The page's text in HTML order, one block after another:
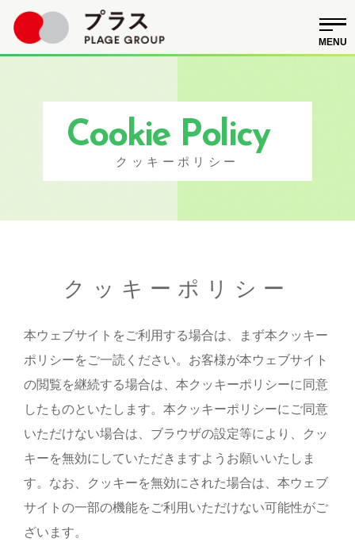
Cookie Policy
クッキーポリシー
クッキーポリシー
本ウェブサイトをご利用する場合は、まず本クッキー
ポリシーをご一読ください。お客様が本ウェブサイト
の閲覧を継続する場合は、本クッキーポリシーに同意
したものといたします。本クッキーポリシーにご同意
いただけない場合は、ブラウザの設定等により、クッ
キーを無効にしていただきますようお願いいたしま
す。なお、クッキーを無効にされた場合は、本ウェブ
サイトの一部の機能をご利用いただけない可能性がご
ざいます。